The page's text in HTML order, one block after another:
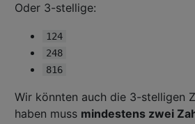
Oder 3-stellige:
124
248
816
Wir könnten auch die 3-stelligen
haben muss mindestens zwei